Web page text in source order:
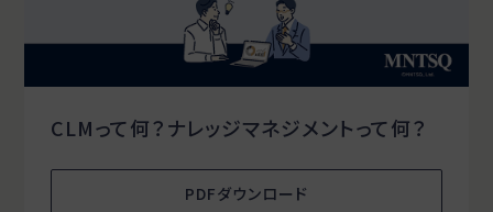
CLMって何？ナレッジマネジメントって何？
PDFダウンロード